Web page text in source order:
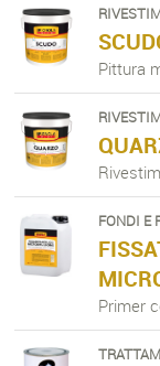
Pittura
FONDI E
Primer